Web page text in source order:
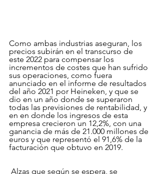
Como ambas industrias aseguran, los
precios subirán en el transcurso de
este 2022 para compensar los
incrementos de costes que han sufrido
sus operaciones, como fuera
anunciado en el informe de resultados
del año 2021 por Heineken, y que se
dio en un año donde se superaron
todas las previsiones de rentabilidad, y
en en donde los ingresos de esta
empresa crecieron un 12,2%, con una
ganancia de más de 21.000 millones de
euros y que representó el 91,6% de la
facturación que obtuvo en 2019.